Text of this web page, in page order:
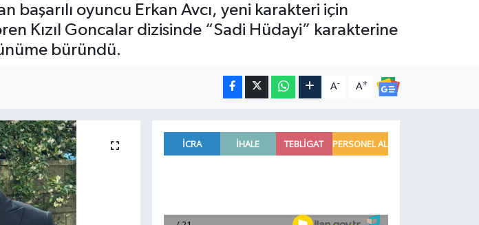
başarılı oyuncu Erkan Avcı, yeni karakteri için
Kızıl Goncalar dizisinde “Sadi Hüdayi” karakterine
büründü.
A- A+